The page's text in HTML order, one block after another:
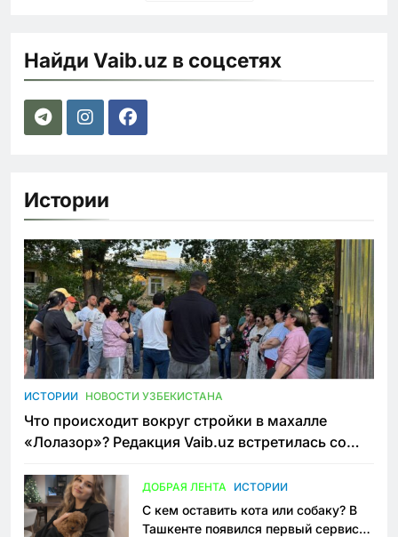
Найди Vaib.uz в соцсетях
Истории
ИСТОРИИ НОВОСТИ УЗБЕКИСТАНА
Что происходит вокруг стройки в махалле
«Лолазор»? Редакция Vaib.uz встретилась со
ДОБРАЯ ЛЕНТА ИСТОРИИ
С кем оставить кота или собаку? В
Ташкенте появился первый сервис